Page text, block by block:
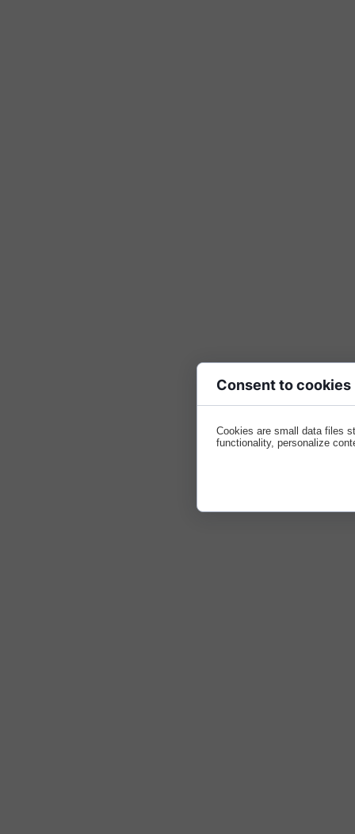
Consent to cookies
Cookies are small data files
functionality, personalize